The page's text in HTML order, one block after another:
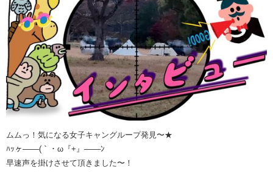
ムムっ！気になる女子キャングループ発見〜★
ﾊｯヶ───(｀・ω『+』───ﾝ
早速声を掛けさせて頂きました〜！